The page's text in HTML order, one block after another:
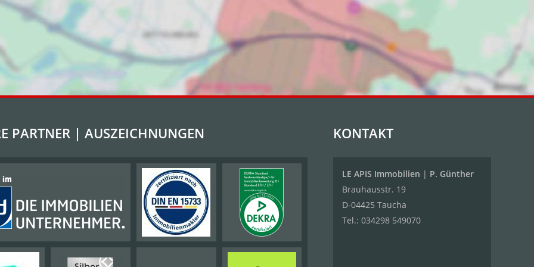
PARTNER | AUSZEICHNUNGEN KONTAKT
LE APIS Immobilien | P. Günther
Brauhausstr. 19
D-04425 Taucha
Tel.: 034298 549070